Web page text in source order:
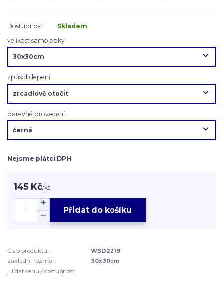
Dostupnost
Skladem
velikost samolepky
způsob lepení
barevné provedení
Nejsme plátci DPH
145 Kč/ks
Přidat do košíku
Číslo produktu:
WSD2219
základní rozměr:
30x30cm
Hlídat cenu / dostupnost